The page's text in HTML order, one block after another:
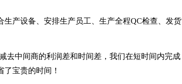
产设备、安排生产员工、生产全程QC检查、发货
去中间商的利润差和时间差，我们在短时间内完成
了宝贵的时间！